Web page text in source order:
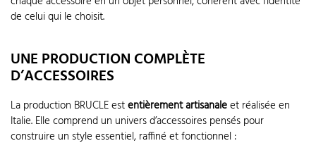
de celui qui le choisit.
UNE PRODUCTION COMPLÈTE
D’ACCESSOIRES
La production BRUCLE estentièrement artisanaleet réalisée en
Italie. Elle comprend un univers d’accessoires pensés pour
construire un style essentiel, raffiné et fonctionnel :